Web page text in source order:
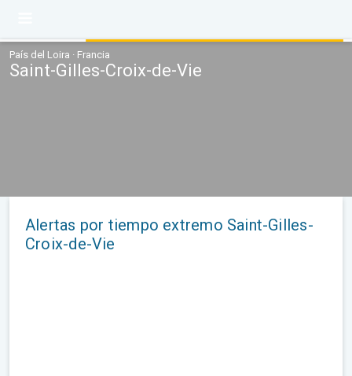
País del Loira · Francia
Saint-Gilles-Croix-de-Vie
Alertas por tiempo extremo Saint-Gilles-
Croix-de-Vie